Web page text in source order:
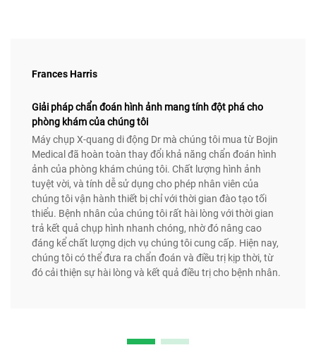
Frances Harris
Giải pháp chẩn đoán hình ảnh mang tính đột phá cho
phòng khám của chúng tôi
Máy chụp X-quang di động Dr mà chúng tôi mua từ Bojin
Medical đã hoàn toàn thay đổi khả năng chẩn đoán hình
ảnh của phòng khám chúng tôi. Chất lượng hình ảnh
tuyệt vời, và tính dễ sử dụng cho phép nhân viên của
chúng tôi vận hành thiết bị chỉ với thời gian đào tạo tối
thiểu. Bệnh nhân của chúng tôi rất hài lòng với thời gian
trả kết quả chụp hình nhanh chóng, nhờ đó nâng cao
đáng kể chất lượng dịch vụ chúng tôi cung cấp. Hiện nay,
chúng tôi có thể đưa ra chẩn đoán và điều trị kịp thời, từ
đó cải thiện sự hài lòng và kết quả điều trị cho bệnh nhân.